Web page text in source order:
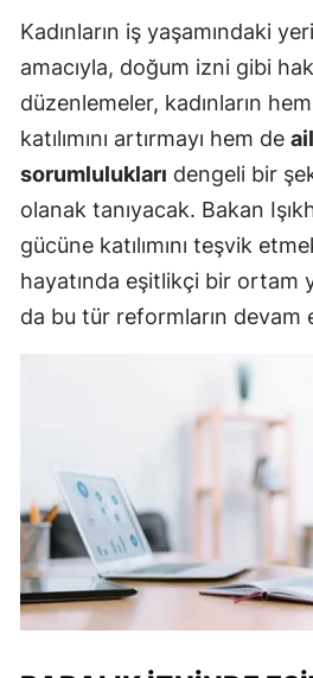
Kadınların iş yaşamındaki
amacıyla, doğum izni gibi
düzenlemeler, kadınların
katılımını artırmayı hem de
sorumlulukları dengeli bir
olanak tanıyacak. Bakan
gücüne katılımını teşvik
hayatında eşitlikçi bir ortam
da bu tür reformların devam